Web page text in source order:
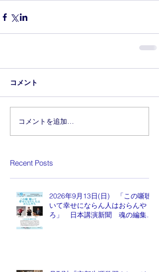
コメント
コメントを追加…
Recent Posts
2026年9月13日(日) 「この噺聴
いて幸せにならん人はおらんや
ろ」 日本講演新聞 魂の編集